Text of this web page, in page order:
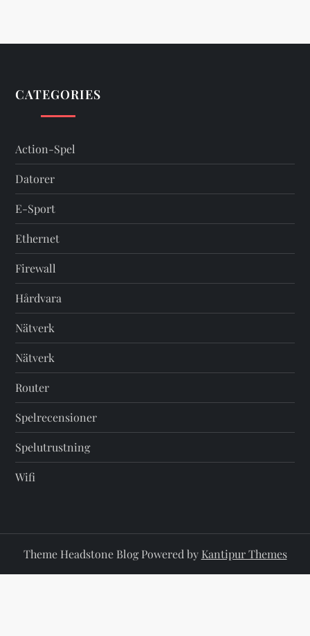
CATEGORIES
Action-Spel
Datorer
E-Sport
Ethernet
Firewall
Hårdvara
Nätverk
Nätverk
Router
Spelrecensioner
Spelutrustning
Wifi
Theme Headstone Blog Powered by Kantipur Themes